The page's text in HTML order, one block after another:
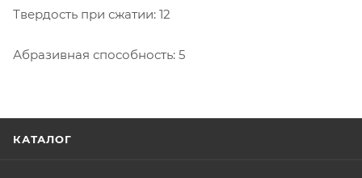
Твердость при сжатии: 12
Абразивная способность: 5
КАТАЛОГ